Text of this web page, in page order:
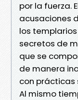
por la fuerza.
acusaciones
los
secretos de
que se
de manera
con prácticas
Al mismo